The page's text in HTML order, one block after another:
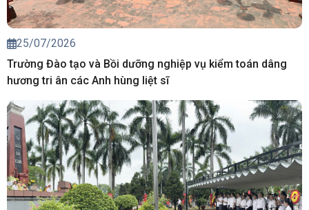
25/07/2026
Trường Đào tạo và Bồi dưỡng nghiệp vụ kiểm toán dâng
hương tri ân các Anh hùng liệt sĩ